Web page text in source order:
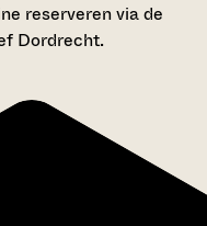
reserveren via de
Dordrecht.